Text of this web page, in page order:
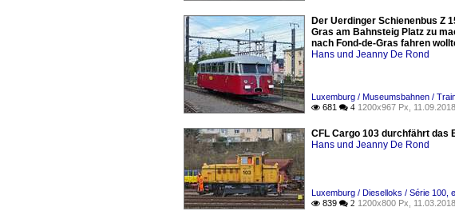
Der Uerdinger Schienenbus Z
Gras am Bahnsteig Platz zu
nach Fond-de-Gras fahren
Hans und Jeanny De Rond
Luxemburg / Museumsbahnen /
 681  4 1200x967 Px, 11.09.2018
CFL Cargo 103 durchfährt das
Hans und Jeanny De Rond
Luxemburg / Dieselloks / Série 100,
 839  2 1200x800 Px, 11.03.2018